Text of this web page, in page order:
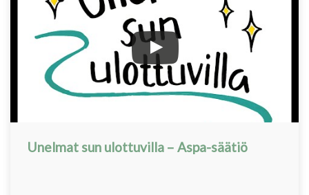
Unelmat sun ulottuvilla – Aspa-säätiö